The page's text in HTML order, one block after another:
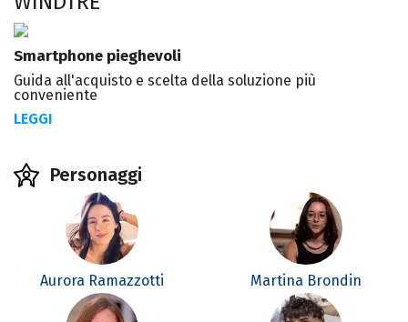
Smartphone pieghevoli
Guida all'acquisto e scelta della soluzione più
conveniente
LEGGI
Personaggi
Aurora Ramazzotti Martina Brondin